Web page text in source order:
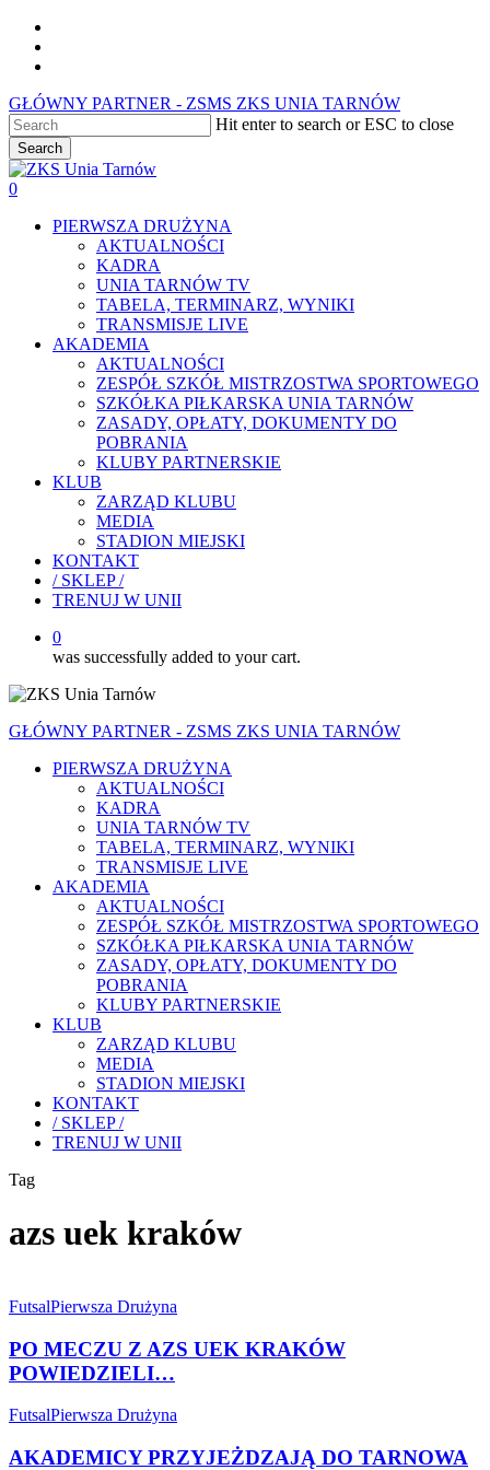
Skip
main
GŁÓWNY PARTNER - ZSMS ZKS UNIA TARNÓW
Hit enter to search or ESC to close
Search
Close
Search
0
PIERWSZA DRUŻYNA
AKTUALNOŚCI
KADRA
UNIA TARNÓW TV
TABELA, TERMINARZ, WYNIKI
TRANSMISJE LIVE
AKADEMIA
AKTUALNOŚCI
ZESPÓŁ SZKÓŁ MISTRZOSTWA SPORTOWEGO
SZKÓŁKA PIŁKARSKA UNIA TARNÓW
ZASADY, OPŁATY, DOKUMENTY DO
POBRANIA
KLUBY PARTNERSKIE
KLUB
ZARZĄD KLUBU
MEDIA
STADION MIEJSKI
KONTAKT
/ SKLEP /
TRENUJ W UNII
0
was successfully added to your cart.
GŁÓWNY PARTNER - ZSMS ZKS UNIA TARNÓW
PIERWSZA DRUŻYNA
AKTUALNOŚCI
KADRA
UNIA TARNÓW TV
TABELA, TERMINARZ, WYNIKI
TRANSMISJE LIVE
AKADEMIA
AKTUALNOŚCI
ZESPÓŁ SZKÓŁ MISTRZOSTWA SPORTOWEGO
SZKÓŁKA PIŁKARSKA UNIA TARNÓW
ZASADY, OPŁATY, DOKUMENTY DO
POBRANIA
KLUBY PARTNERSKIE
KLUB
ZARZĄD KLUBU
MEDIA
STADION MIEJSKI
KONTAKT
/ SKLEP /
TRENUJ W UNII
Tag
azs uek kraków
MECZU
AZS
UEK
KRAKÓW
FutsalPierwsza Drużyna
PO MECZU Z AZS UEK KRAKÓW
POWIEDZIELI…
AKADEMICY
DO
FutsalPierwsza Drużyna
AKADEMICY PRZYJEŻDZAJĄ DO TARNOWA